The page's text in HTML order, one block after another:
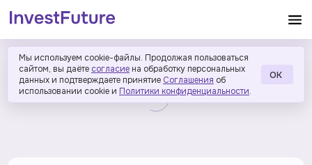
Мы используем cookie-файлы. Продолжая пользоваться
сайтом, вы даёте согласие на обработку персональных
данных и подтверждаете принятие Соглашения об
использовании cookie и Политики конфиденциальности.
ОК